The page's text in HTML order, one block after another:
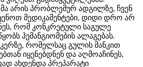
არის პრობლემურ ადგილზე, ჩვენ
მედიკამენტები, დიდი დრო არ
რომ კონკრეტული საგულე
ჰემანგიომების ალაგებას.
რომელსაც გულის მანკით
იყენებდნენ და აღმოაჩინეს,
ახდენდა პრეპარატი